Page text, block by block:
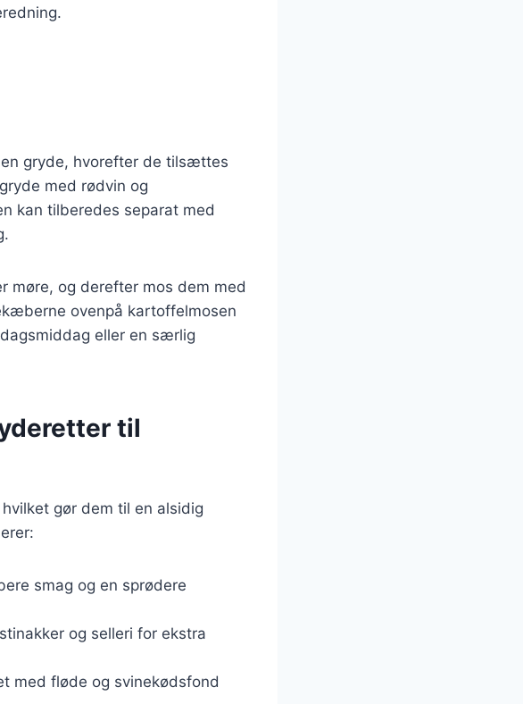
gryde, hvorefter de tilsættes
med rødvin og
kan tilberedes separat med
møre, og derefter mos dem med
ovenpå kartoffelmosen
eller en særlig
til
gør dem til en alsidig
smag og en sprødere
og selleri for ekstra
med fløde og svinekødsfond